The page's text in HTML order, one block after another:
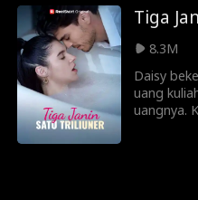
Tiga
8.3M
Daisy
uang
uangnya.